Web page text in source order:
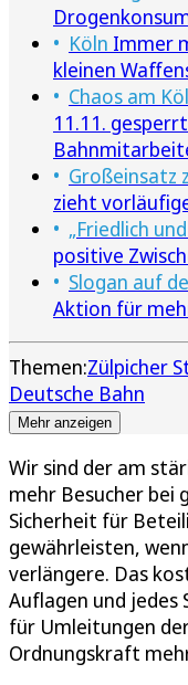
Köln Immer
kleinen
Chaos am
11.11.
Großeinsatz
zieht
„Friedlich
positive
Slogan auf
Aktion für
Themen:Zülpicher
Deutsche Bahn
Mehr anzeigen
Wir sind der am
mehr Besucher bei
Sicherheit für
gewährleisten,
verlängere. Das
Auflagen und jedes
für Umleitungen
Ordnungskraft